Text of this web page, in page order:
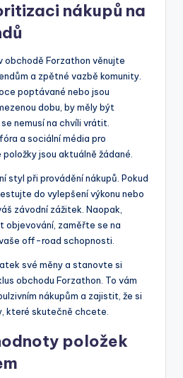
nákupů na
obchodě Forzathon věnujte
a zpětné vazbě komunity.
poptávané nebo jsou
dobu, by měly být
nemusí na chvíli vrátit.
a sociální média pro
jsou aktuálně žádané.
styl při provádění nákupů. Pokud
do vylepšení výkonu nebo
závodní zážitek. Naopak,
objevování, zaměřte se na
off-road schopnosti.
své měny a stanovte si
obchodu Forzathon. To vám
nákupům a zajistit, že si
které skutečně chcete.
položek